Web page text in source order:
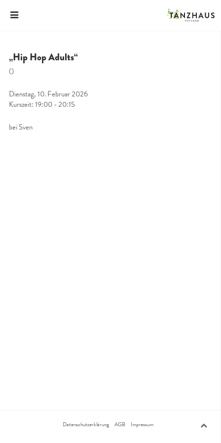
„Hip Hop Adults“
()
Dienstag, 10. Februar 2026
Kurszeit: 19:00 - 20:15
bei Sven
Datenschutzerklärung AGB Impressum